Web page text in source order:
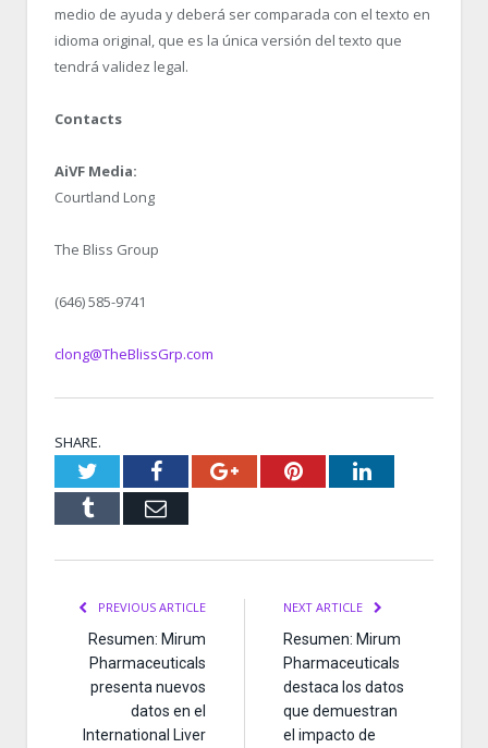
medio de ayuda y deberá ser comparada con el texto en
idioma original, que es la única versión del texto que
tendrá validez legal.
Contacts
AiVF Media:
Courtland Long
The Bliss Group
(646) 585-9741
clong@TheBlissGrp.com
SHARE.
TwitterFacebookGoogle+PinterestLinkedIn
Tumblr Email
PREVIOUS ARTICLE
Resumen: Mirum
Pharmaceuticals
presenta nuevos
datos en el
International Liver
NEXT ARTICLE
Resumen: Mirum
Pharmaceuticals
destaca los datos
que demuestran
el impacto de